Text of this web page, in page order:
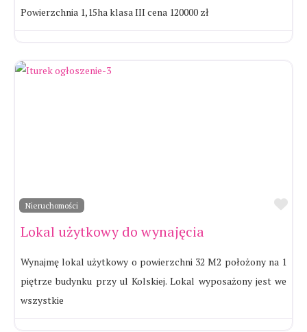
Powierzchnia 1,15ha klasa III cena 120000 zł
Nieruchomości
Lokal użytkowy do wynajęcia
Wynajmę lokal użytkowy o powierzchni 32 M2 położony na 1
piętrze budynku przy ul Kolskiej. Lokal wyposażony jest we
wszystkie